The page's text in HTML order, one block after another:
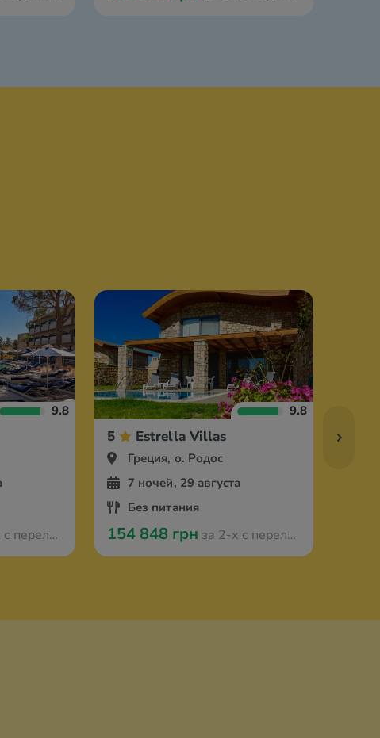
9.8
из Кракова
9.8
5 Estrella Villas
Греция, о. Родос
7 ночей, 29 августа
Без питания
154 848 грн за 2-х с перелётом из Кракова